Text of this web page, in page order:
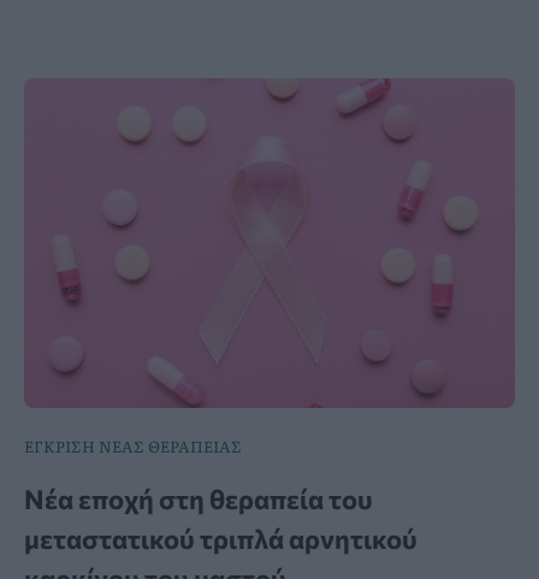
ΕΓΚΡΙΣΗ ΝΕΑΣ ΘΕΡΑΠΕΙΑΣ
Νέα εποχή στη θεραπεία του
μεταστατικού τριπλά αρνητικού